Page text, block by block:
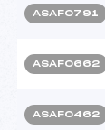
ASAF0791
ASAF0662
ASAF0462